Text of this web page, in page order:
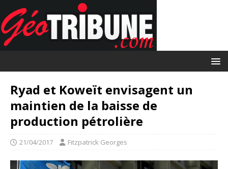
Ryad et Koweït envisagent un
maintien de la baisse de
production pétrolière
21/04/2017 Fitzpatrick Georges